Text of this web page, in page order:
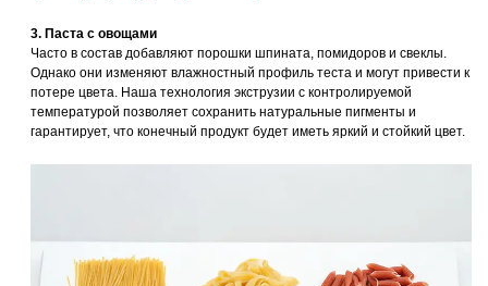
3. Паста с овощами
Часто в состав добавляют порошки шпината, помидоров и свеклы.
Однако они изменяют влажностный профиль теста и могут привести к
потере цвета. Наша технология экструзии с контролируемой
температурой позволяет сохранить натуральные пигменты и
гарантирует, что конечный продукт будет иметь яркий и стойкий цвет.